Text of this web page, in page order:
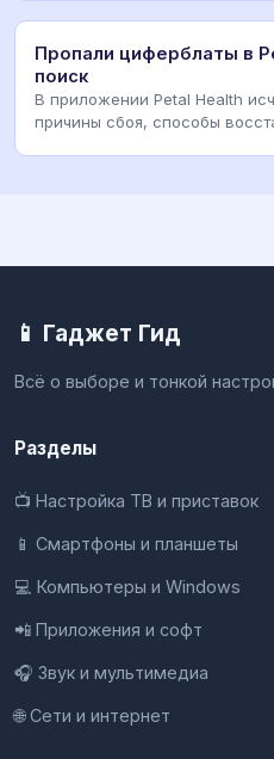
Пропали циферблаты в
поиск
В приложении Petal Health
причины сбоя, способы
📱 Гаджет Гид
Всё о выборе и тонкой
Разделы
📺 Настройка ТВ и приставок
📱 Смартфоны и планшеты
💻 Компьютеры и Windows
📲 Приложения и софт
🎧 Звук и мультимедиа
🌐 Сети и интернет